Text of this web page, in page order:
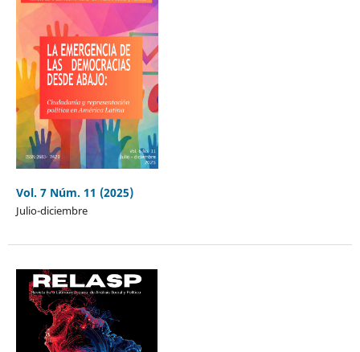
Vol. 7 Núm. 11 (2025)
Julio-diciembre